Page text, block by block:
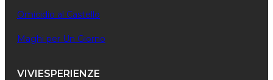
Omicidio al Castello
Maghi per Un Giorno
VIVIESPERIENZE